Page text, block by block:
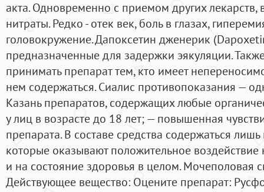
акта. Одновременно с приемом других лекарств,
нитраты. Редко - отек век, боль в глазах,
головокружение. Дапоксетин дженерик
предназначенные для задержки эякуляции.
принимать препарат тем, кто имеет
нем содержаться. Сиалис противопоказания —
Казань препаратов, содержащих любые
у лиц в возрасте до 18 лет; — повышенная
препарата. В составе средства содержаться
которые оказывают положительное
и на состояние здоровья в целом. Мочеполовая
Действующее вещество: Оцените препарат: